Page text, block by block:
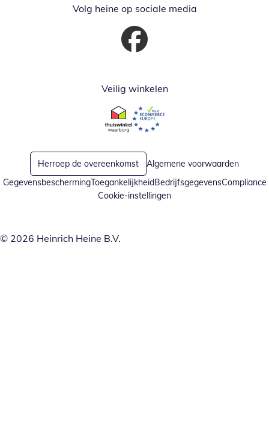
Volg heine op sociale media
Opent in nieuw venster
Veilig winkelen
Opent in nieuw venster
Opent in nieuw venster
Herroep de overeenkomst
Algemene voorwaarden
GegevensbeschermingToegankelijkheidBedrijfsgegevensCompliance
Cookie-instellingen
© 2026 Heinrich Heine B.V.